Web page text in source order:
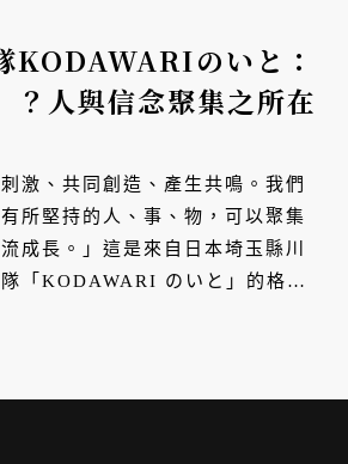
KODAWARIのいと：
？人與信念聚集之所在
激、共同創造、產生共鳴。我們
所堅持的人、事、物，可以聚集
成長。」這是來自日本埼玉縣川
「KODAWARI のいと」的格